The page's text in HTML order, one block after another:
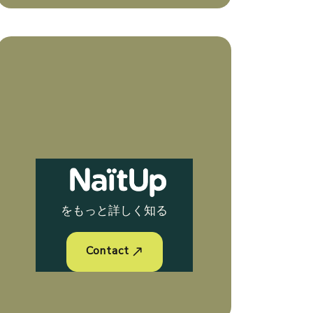
をもっと詳しく知る
Contact